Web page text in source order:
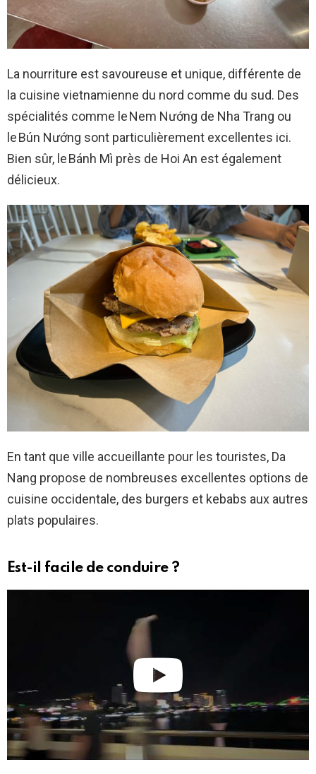
La nourriture est savoureuse et unique, différente de
la cuisine vietnamienne du nord comme du sud. Des
spécialités comme le Nem Nướng de Nha Trang ou
le Bún Nướng sont particulièrement excellentes ici.
Bien sûr, le Bánh Mì près de Hoi An est également
délicieux.
En tant que ville accueillante pour les touristes, Da
Nang propose de nombreuses excellentes options de
cuisine occidentale, des burgers et kebabs aux autres
plats populaires.
Est-il facile de conduire ?